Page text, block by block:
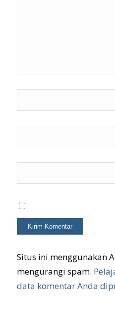
Situs ini menggunakan
mengurangi spam.
data komentar Anda